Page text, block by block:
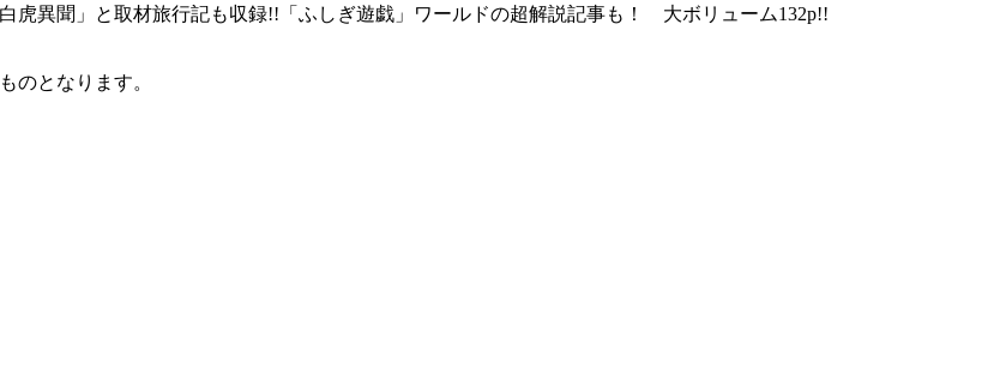
虎異聞」と取材旅行記も収録!!「ふしぎ遊戯」ワールドの超解説記事も！ 大ボリューム132p!!
のとなります。